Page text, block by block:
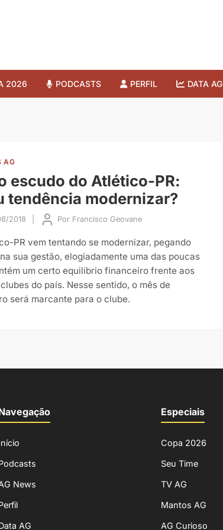
2026 PODCASTS PERFIL DATA AG
AG
escudo do Atlético-PR:
tendência modernizar?
2018 Por Francisco Geovane
PR vem tentando se modernizar, pegando
sua gestão, elogiadamente uma das poucas
um certo equilíbrio financeiro frente aos
do país. Nesse sentido, o mês de
será marcante para o clube.
News
AG
Especiais
Copa 2026
Seu Time
TV AG
Mantos AG
AG Curioso